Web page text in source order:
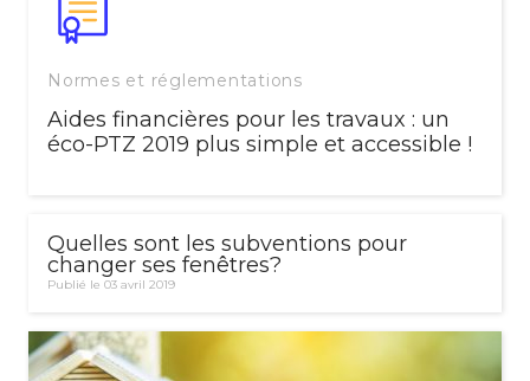
Normes et réglementations
Aides financières pour les travaux : un
éco-PTZ 2019 plus simple et accessible !
Quelles sont les subventions pour
changer ses fenêtres?
Publié le 03 avril 2019